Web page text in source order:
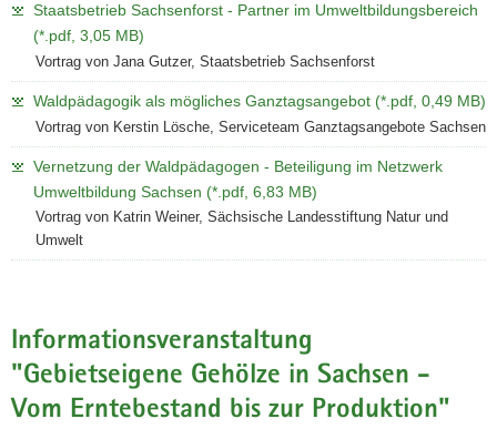
Staatsbetrieb Sachsenforst - Partner im Umweltbildungsbereich
(*.pdf, 3,05 MB)
Vortrag von Jana Gutzer, Staatsbetrieb Sachsenforst
Waldpädagogik als mögliches Ganztagsangebot (*.pdf, 0,49 MB)
Vortrag von Kerstin Lösche, Serviceteam Ganztagsangebote Sachsen
Vernetzung der Waldpädagogen - Beteiligung im Netzwerk
Umweltbildung Sachsen (*.pdf, 6,83 MB)
Vortrag von Katrin Weiner, Sächsische Landesstiftung Natur und
Umwelt
Informationsveranstaltung
"Gebietseigene Gehölze in Sachsen -
Vom Erntebestand bis zur Produktion"